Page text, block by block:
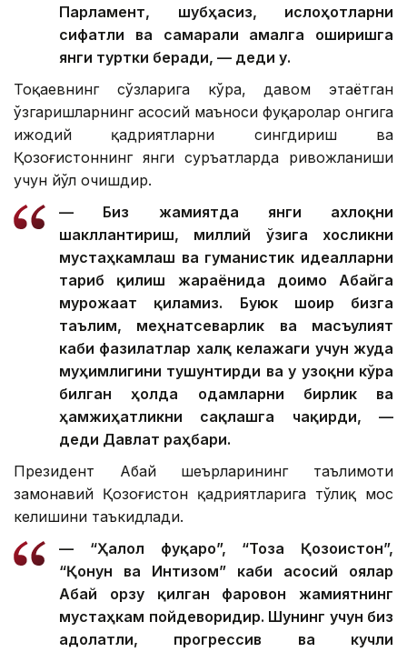
Парламент, шубҳасиз, ислоҳотларни
сифатли ва самарали амалга оширишга
янги туртки беради, — деди у.
Тоқаевнинг сўзларига кўра, давом этаётган
ўзгаришларнинг асосий маъноси фуқаролар онгига
ижодий қадриятларни сингдириш ва
Қозоғистоннинг янги суръатларда ривожланиши
учун йўл очишдир.
— Биз жамиятда янги ахлоқни
шакллантириш, миллий ўзига хосликни
мустаҳкамлаш ва гуманистик идеалларни
тарғиб қилиш жараёнида доимо Абайга
мурожаат қиламиз. Буюк шоир бизга
таълим, меҳнатсеварлик ва масъулият
каби фазилатлар халқ келажаги учун жуда
муҳимлигини тушунтирди ва у узоқни кўра
билган ҳолда одамларни бирлик ва
ҳамжиҳатликни сақлашга чақирди, —
деди Давлат раҳбари.
Президент Абай шеърларининг таълимоти
замонавий Қозоғистон қадриятларига тўлиқ мос
келишини таъкидлади.
— “Ҳалол фуқаро”, “Тоза Қозоғистон”,
“Қонун ва Интизом” каби асосий ғоялар
Абай орзу қилган фаровон жамиятнинг
мустаҳкам пойдеворидир. Шунинг учун биз
адолатли, прогрессив ва кучли